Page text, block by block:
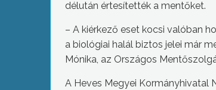
délután értesítették a mentőket.
– A kiérkező eset kocsi valóban
a biológiai halál biztos jelei már
Mónika, az Országos
A Heves Megyei Kormányhivatal